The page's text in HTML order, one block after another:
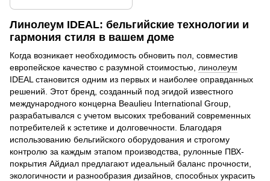
Линолеум IDEAL: бельгийские технологии и
гармония стиля в вашем доме
Когда возникает необходимость обновить пол, совместив
европейское качество с разумной стоимостью, линолеум
IDEAL становится одним из первых и наиболее оправданных
решений. Этот бренд, созданный под эгидой известного
международного концерна Beaulieu International Group,
разрабатывался с учетом высоких требований современных
потребителей к эстетике и долговечности. Благодаря
использованию бельгийского оборудования и строгому
контролю за каждым этапом производства, рулонные ПВХ-
покрытия Айдиал предлагают идеальный баланс прочности,
экологичности и разнообразия дизайнов, способных украсить